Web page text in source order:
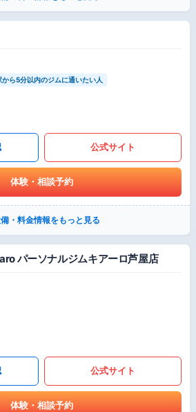
から5分以内のジムに通いたい人
公式サイト
体験・相談予約
・料金情報をもっと見る
パーソナルジムキアーロ芦屋店
公式サイト
体験・相談予約